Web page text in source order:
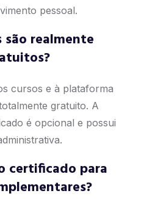
pessoal.
são realmente
cursos e à plataforma
gratuito. A
é opcional e possui
certificado para